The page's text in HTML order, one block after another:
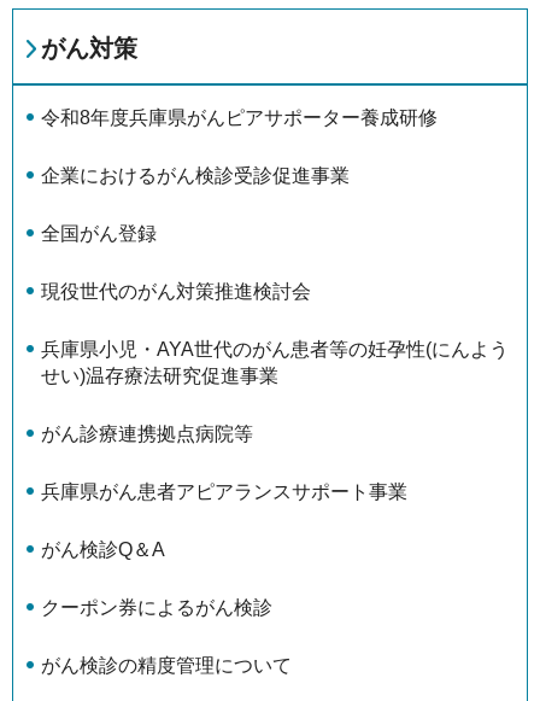
がん対策
令和8年度兵庫県がんピアサポーター養成研修
企業におけるがん検診受診促進事業
全国がん登録
現役世代のがん対策推進検討会
兵庫県小児・AYA世代のがん患者等の妊孕性(にんよう
せい)温存療法研究促進事業
がん診療連携拠点病院等
兵庫県がん患者アピアランスサポート事業
がん検診Q＆A
クーポン券によるがん検診
がん検診の精度管理について